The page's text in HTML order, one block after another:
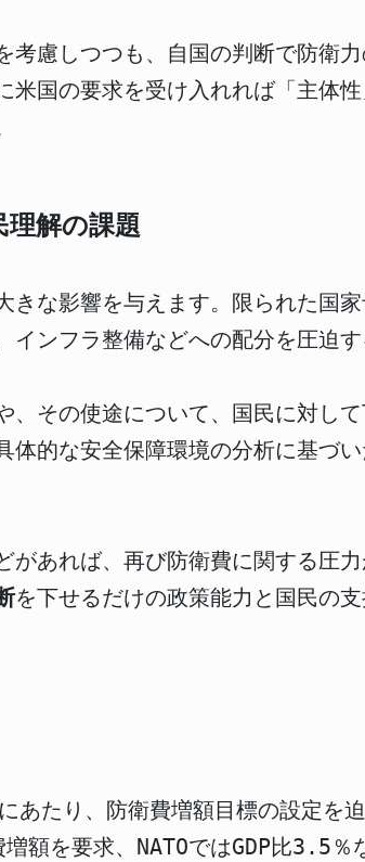
考慮しつつも、自国の判断で防衛
米国の要求を受け入れれば「主体
理解の課題
きな影響を与えます。限られた国
ンフラ整備などへの配分を圧迫す
、その使途について、国民に対し
体的な安全保障環境の分析に基づ
があれば、再び防衛費に関する圧
を下せるだけの政策能力と国民の
あたり、防衛費増額目標の設定を迫
額を要求、NATOではGDP比3.5％